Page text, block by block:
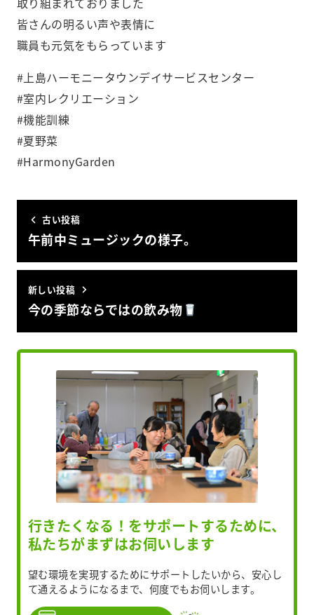
皆さんの明るい声や表情に
職員も元気をもらっています️
#上島ハーモニータウンデイサービスセンター
#室内レクリエーション
#機能訓練
#夏野菜
#HarmonyGarden
古い投稿
午前中ミュージックの様子。
新しい投稿
今の季節ならではの飲み物
行きたくなる！をサポートするために、
私たちがまずはお伺いします
望む環境を実現するためにサポートしたいから、安心し
て通えるようになるまで、何度でもお伺いします。